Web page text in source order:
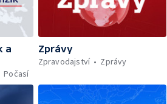
rakoviny prsu — Sev.en už nehodlá
peníze ušetřené za rekultivaci —
nepodpoří Infantina do vedení FIFA —
turecké opozice — Dokončená
křižovatky Mileta — Problémy
dětských skupin — První
který přeplaval Baltské moře —
v zemědělství během vysokých
a
Počasí
Zprávy
Zpravodajství
Zprávy